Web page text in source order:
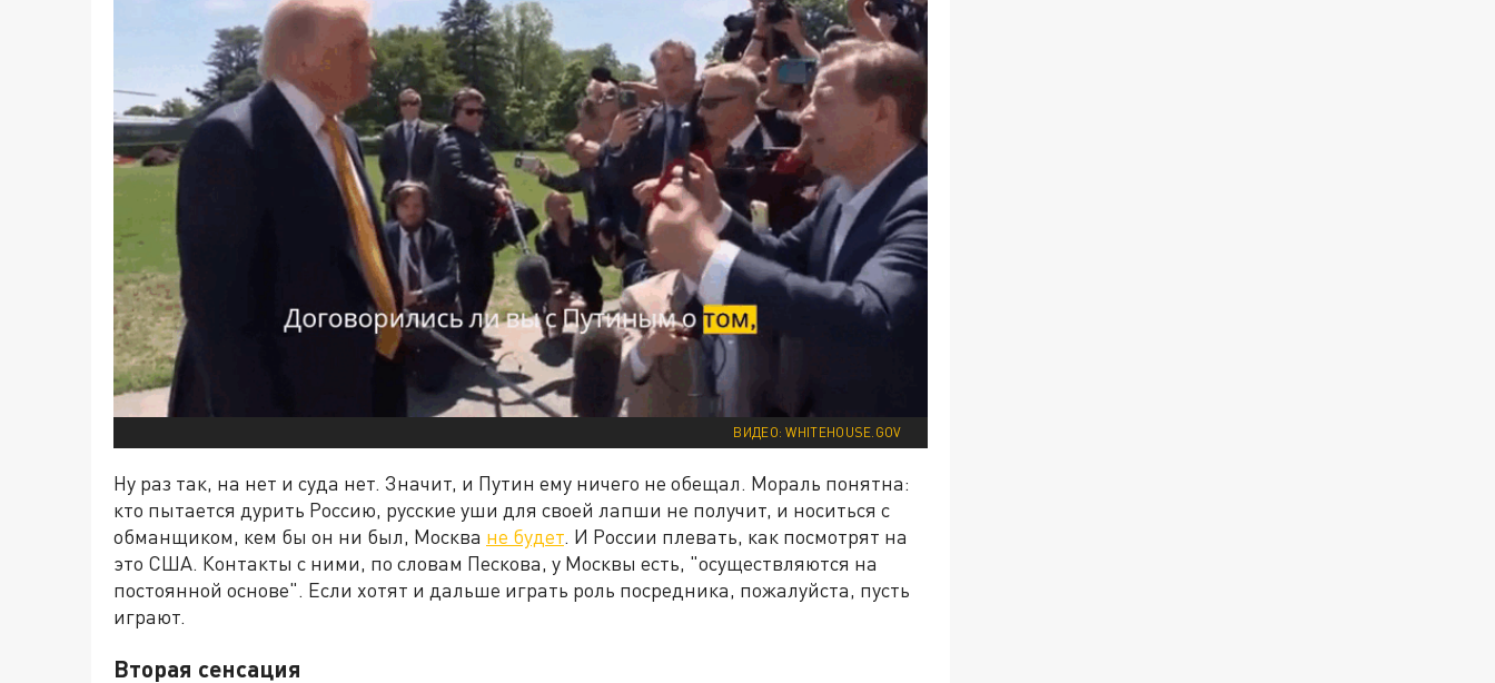
ВИДЕО: WHITEHOUSE.GOV
Ну раз так, на нет и суда нет. Значит, и Путин ему ничего не обещал. Мораль понятна:
кто пытается дурить Россию, русские уши для своей лапши не получит, и носиться с
обманщиком, кем бы он ни был, Москва не будет. И России плевать, как посмотрят на
это США. Контакты с ними, по словам Пескова, у Москвы есть, "осуществляются на
постоянной основе". Если хотят и дальше играть роль посредника, пожалуйста, пусть
играют.
Вторая сенсация